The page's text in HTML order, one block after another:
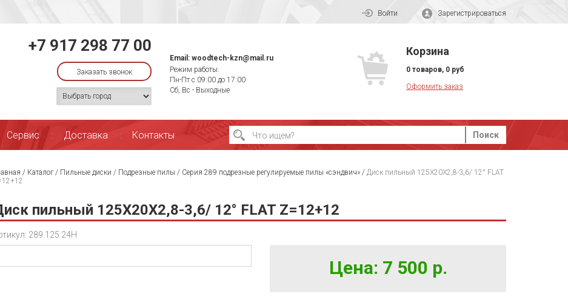
Войти Зарегистрироваться
+7 917 298 77 00
Заказать звонок
Email: woodtech-kzn@mail.ru
Режим работы:
Пн-Пт с 09:00 до 17:00
Сб, Вс - Выходные
Корзина
0 товаров, 0 руб
Оформить заказ
Сервис Доставка Контакты Поиск
/ Каталог / Пильные диски / Подрезные пилы / Серия 289 подрезные регулируемые пилы «сэндвич» / Диск пильный 125X20X2,8-3,6/ 12° FLAT
пильный 125X20X2,8-3,6/ 12° FLAT Z=12+12
289.125.24H
Цена: 7 500 р.